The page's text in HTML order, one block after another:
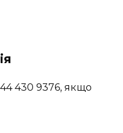
430 9376, якщо